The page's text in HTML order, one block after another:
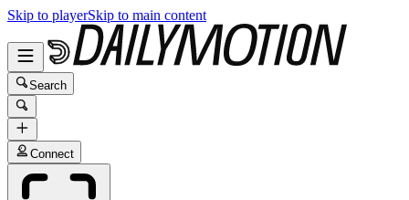
Skip to playerSkip to main content
Search
Connect